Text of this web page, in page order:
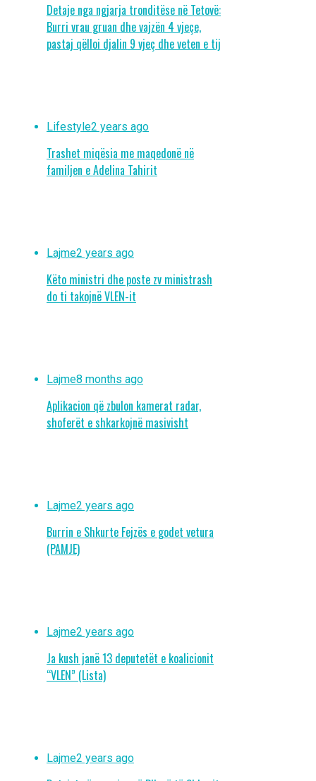
Detaje nga ngjarja tronditëse në Tetovë:
Burri vrau gruan dhe vajzën 4 vjeçe,
pastaj qëlloi djalin 9 vjeç dhe veten e tij
Lifestyle2 years ago
Trashet miqësia me maqedonë në
familjen e Adelina Tahirit
Lajme2 years ago
Këto ministri dhe poste zv ministrash
do ti takojnë VLEN-it
Lajme8 months ago
Aplikacion që zbulon kamerat radar,
shoferët e shkarkojnë masivisht
Lajme2 years ago
Burrin e Shkurte Fejzës e godet vetura
(PAMJE)
Lajme2 years ago
Ja kush janë 13 deputetët e koalicionit
“VLEN” (Lista)
Lajme2 years ago